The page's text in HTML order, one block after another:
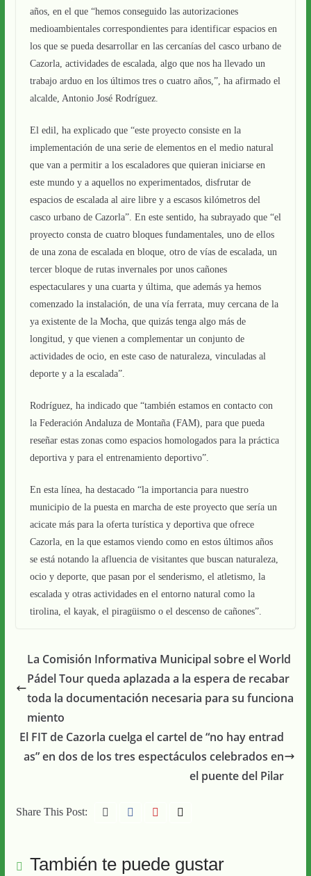
años, en el que “hemos conseguido las autorizaciones
medioambientales correspondientes para identificar espacios en
los que se pueda desarrollar en las cercanías del casco urbano de
Cazorla, actividades de escalada, algo que nos ha llevado un
trabajo arduo en los últimos tres o cuatro años,”, ha afirmado el
alcalde, Antonio José Rodríguez.
El edil, ha explicado que “este proyecto consiste en la
implementación de una serie de elementos en el medio natural
que van a permitir a los escaladores que quieran iniciarse en
este mundo y a aquellos no experimentados, disfrutar de
espacios de escalada al aire libre y a escasos kilómetros del
casco urbano de Cazorla”. En este sentido, ha subrayado que “el
proyecto consta de cuatro bloques fundamentales, uno de ellos
de una zona de escalada en bloque, otro de vías de escalada, un
tercer bloque de rutas invernales por unos cañones
espectaculares y una cuarta y última, que además ya hemos
comenzado la instalación, de una vía ferrata, muy cercana de la
ya existente de la Mocha, que quizás tenga algo más de
longitud, y que vienen a complementar un conjunto de
actividades de ocio, en este caso de naturaleza, vinculadas al
deporte y a la escalada”.
Rodríguez, ha indicado que “también estamos en contacto con
la Federación Andaluza de Montaña (FAM), para que pueda
reseñar estas zonas como espacios homologados para la práctica
deportiva y para el entrenamiento deportivo”.
En esta línea, ha destacado “la importancia para nuestro
municipio de la puesta en marcha de este proyecto que sería un
acicate más para la oferta turística y deportiva que ofrece
Cazorla, en la que estamos viendo como en estos últimos años
se está notando la afluencia de visitantes que buscan naturaleza,
ocio y deporte, que pasan por el senderismo, el atletismo, la
escalada y otras actividades en el entorno natural como la
tirolina, el kayak, el piragüismo o el descenso de cañones”.
La Comisión Informativa Municipal sobre el World
Pádel Tour queda aplazada a la espera de recabar
toda la documentación necesaria para su funciona
miento
El FIT de Cazorla cuelga el cartel de “no hay entrad
as” en dos de los tres espectáculos celebrados en
el puente del Pilar
Share This Post:
También te puede gustar